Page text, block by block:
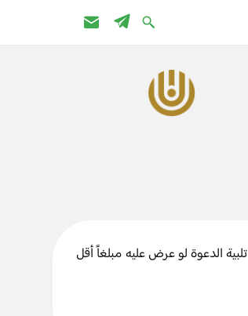
الدعوة لو عرض عليه مبلغاً أقل